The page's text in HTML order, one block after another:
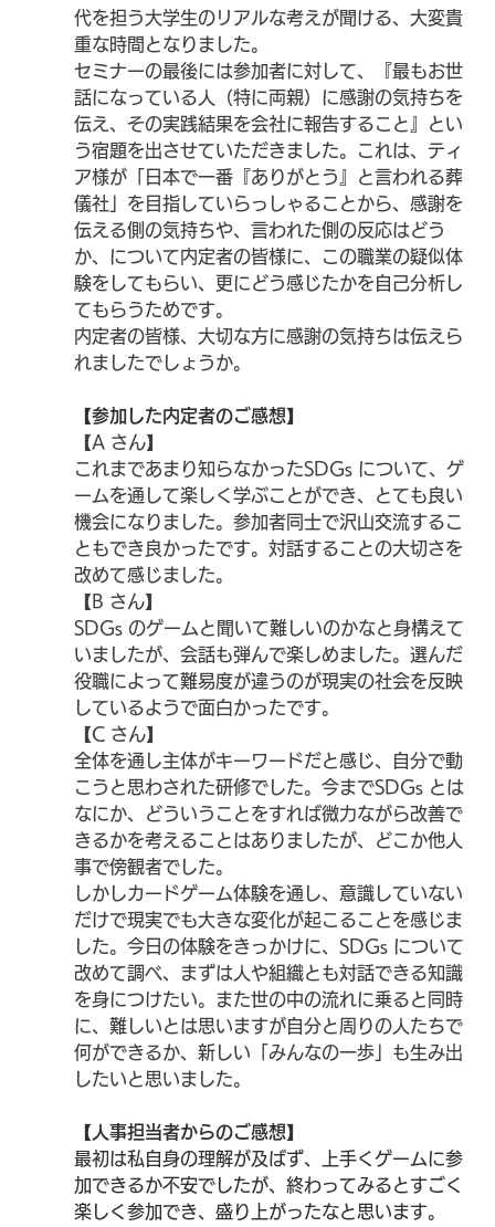
代を担う大学生のリアルな考えが聞ける、大変貴
重な時間となりました。
セミナーの最後には参加者に対して、『最もお世
話になっている人（特に両親）に感謝の気持ちを
伝え、その実践結果を会社に報告すること』とい
う宿題を出させていただきました。これは、ティ
ア様が「日本で一番『ありがとう』と言われる葬
儀社」を目指していらっしゃることから、感謝を
伝える側の気持ちや、言われた側の反応はどう
か、について内定者の皆様に、この職業の疑似体
験をしてもらい、更にどう感じたかを自己分析し
てもらうためです。
内定者の皆様、大切な方に感謝の気持ちは伝えら
れましたでしょうか。
【参加した内定者のご感想】
【A さん】
これまであまり知らなかったSDGs について、ゲ
ームを通して楽しく学ぶことができ、とても良い
機会になりました。参加者同士で沢山交流するこ
ともでき良かったです。対話することの大切さを
改めて感じました。
【B さん】
SDGs のゲームと聞いて難しいのかなと身構えて
いましたが、会話も弾んで楽しめました。選んだ
役職によって難易度が違うのが現実の社会を反映
しているようで面白かったです。
【C さん】
全体を通し主体がキーワードだと感じ、自分で動
こうと思わされた研修でした。今までSDGs とは
なにか、どういうことをすれば微力ながら改善で
きるかを考えることはありましたが、どこか他人
事で傍観者でした。
しかしカードゲーム体験を通し、意識していない
だけで現実でも大きな変化が起こることを感じま
した。今日の体験をきっかけに、SDGs について
改めて調べ、まずは人や組織とも対話できる知識
を身につけたい。また世の中の流れに乗ると同時
に、難しいとは思いますが自分と周りの人たちで
何ができるか、新しい「みんなの一歩」も生み出
したいと思いました。
【人事担当者からのご感想】
最初は私自身の理解が及ばず、上手くゲームに参
加できるか不安でしたが、終わってみるとすごく
楽しく参加でき、盛り上がったなと思います。